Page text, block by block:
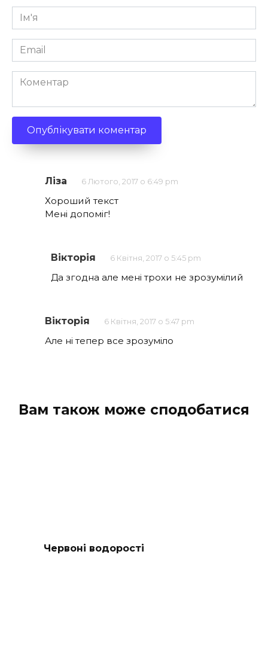
Ім'я
*
Email
*
Коментар
Ліза 6 Лютого, 2017 о 6:49 pm
Хороший текст
Мені допоміг!
Вікторія 6 Квітня, 2017 о 5:45 pm
Да згодна але мені трохи не зрозумілий
Вікторія 6 Квітня, 2017 о 5:47 pm
Але ні тепер все зрозуміло
Вам також може сподобатися
Червоні водорості